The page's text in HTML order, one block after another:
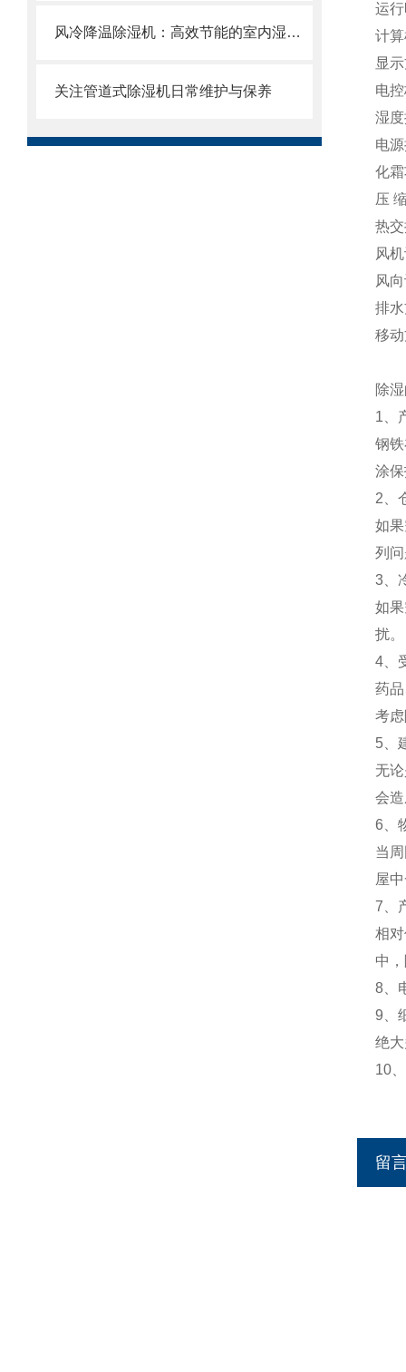
风冷降温除湿机：高效节能的室内湿度控制解决方案
关注管道式除湿机日常维护与保养
运
计
显
电
湿
电
化
压
热
风
风
排
移
除
1、
钢
涂
2、
如
列
3、
如
扰。
4、
药
考
5、
无
会
6、
当
屋
7、
相
中
8、
9、
绝
10
留